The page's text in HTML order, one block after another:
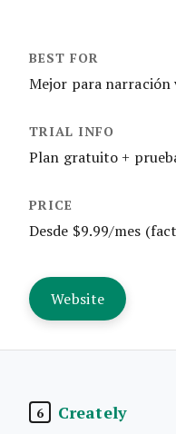
Mejor para narración
Plan gratuito +
Desde $9.99/mes
Website
6 Creately